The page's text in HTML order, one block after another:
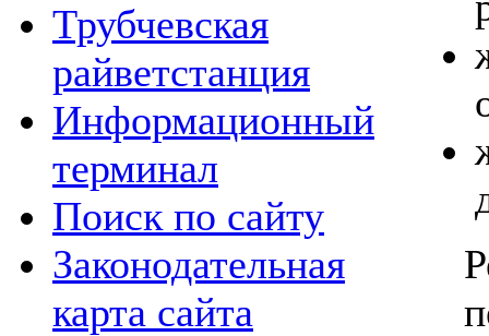
Трубчевская
райветстанция
Информационный
терминал
Поиск по сайту
Законодательная
карта сайта